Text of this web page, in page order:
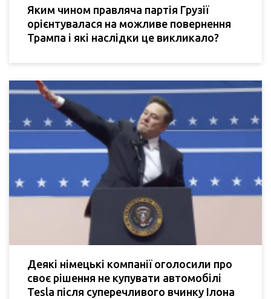
Яким чином правляча партія Грузії
орієнтувалася на можливе повернення
Трампа і які наслідки це викликало?
Деякі німецькі компанії оголосили про
своє рішення не купувати автомобілі
Tesla після суперечливого вчинку Ілона